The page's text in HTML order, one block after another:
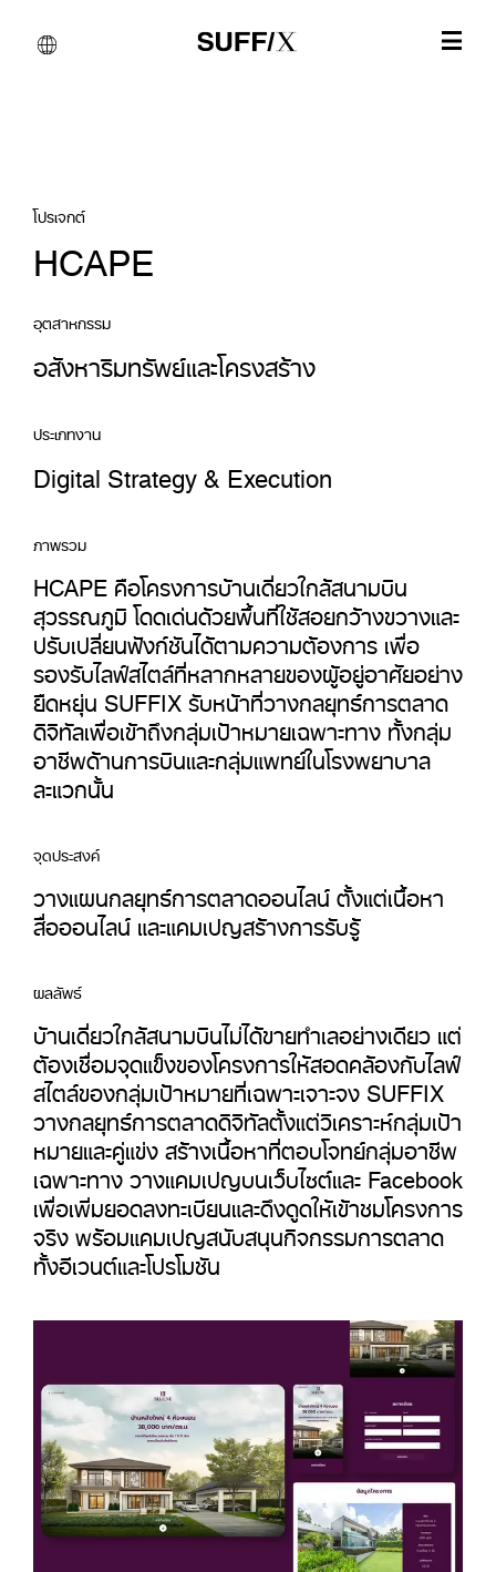
โปรเจกต์
HCAPE
อุตสาหกรรม
อสังหาริมทรัพย์และโครงสร้าง
ประเภทงาน
Digital Strategy & Execution
ภาพรวม
HCAPE คือโครงการบ้านเดี่ยวใกล้สนามบิน
สุวรรณภูมิ โดดเด่นด้วยพื้นที่ใช้สอยกว้างขวางและ
ปรับเปลี่ยนฟังก์ชันได้ตามความต้องการ เพื่อ
รองรับไลฟ์สไตล์ที่หลากหลายของผู้อยู่อาศัยอย่าง
ยืดหยุ่น SUFFIX รับหน้าที่วางกลยุทธ์การตลาด
ดิจิทัลเพื่อเข้าถึงกลุ่มเป้าหมายเฉพาะทาง ทั้งกลุ่ม
อาชีพด้านการบินและกลุ่มแพทย์ในโรงพยาบาล
ละแวกนั้น
จุดประสงค์
วางแผนกลยุทธ์การตลาดออนไลน์ ตั้งแต่เนื้อหา
สื่อออนไลน์ และแคมเปญสร้างการรับรู้
ผลลัพธ์
บ้านเดี่ยวใกล้สนามบินไม่ได้ขายทำเลอย่างเดียว แต่
ต้องเชื่อมจุดแข็งของโครงการให้สอดคล้องกับไลฟ์
สไตล์ของกลุ่มเป้าหมายที่เฉพาะเจาะจง SUFFIX
วางกลยุทธ์การตลาดดิจิทัลตั้งแต่วิเคราะห์กลุ่มเป้า
หมายและคู่แข่ง สร้างเนื้อหาที่ตอบโจทย์กลุ่มอาชีพ
เฉพาะทาง วางแคมเปญบนเว็บไซต์และ Facebook
เพื่อเพิ่มยอดลงทะเบียนและดึงดูดให้เข้าชมโครงการ
จริง พร้อมแคมเปญสนับสนุนกิจกรรมการตลาด
ทั้งอีเวนต์และโปรโมชัน